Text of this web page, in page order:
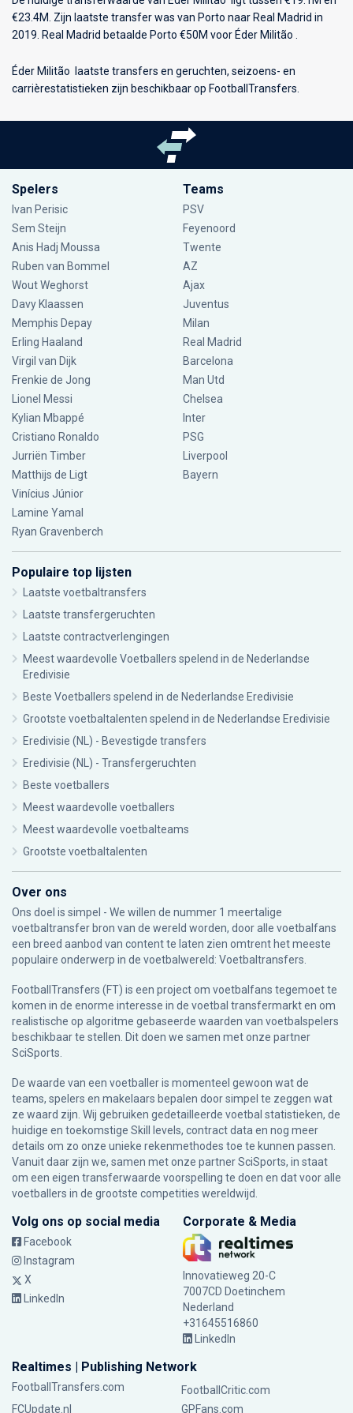
€23.4M. Zijn laatste transfer was van Porto naar Real Madrid in
2019. Real Madrid betaalde Porto €50M voor Éder Militão .
Éder Militão laatste transfers en geruchten, seizoens- en
carrièrestatistieken zijn beschikbaar op FootballTransfers.
Spelers
Ivan Perisic
Sem Steijn
Anis Hadj Moussa
Ruben van Bommel
Wout Weghorst
Davy Klaassen
Memphis Depay
Erling Haaland
Virgil van Dijk
Frenkie de Jong
Lionel Messi
Kylian Mbappé
Cristiano Ronaldo
Jurriën Timber
Matthijs de Ligt
Vinícius Júnior
Lamine Yamal
Ryan Gravenberch
Teams
PSV
Feyenoord
Twente
AZ
Ajax
Juventus
Milan
Real Madrid
Barcelona
Man Utd
Chelsea
Inter
PSG
Liverpool
Bayern
Populaire top lijsten
Laatste voetbaltransfers
Laatste transfergeruchten
Laatste contractverlengingen
Meest waardevolle Voetballers spelend in de Nederlandse
Eredivisie
Beste Voetballers spelend in de Nederlandse Eredivisie
Grootste voetbaltalenten spelend in de Nederlandse Eredivisie
Eredivisie (NL) - Bevestigde transfers
Eredivisie (NL) - Transfergeruchten
Beste voetballers
Meest waardevolle voetballers
Meest waardevolle voetbalteams
Grootste voetbaltalenten
Over ons
Ons doel is simpel - We willen de nummer 1 meertalige
voetbaltransfer bron van de wereld worden, door alle voetbalfans
een breed aanbod van content te laten zien omtrent het meeste
populaire onderwerp in de voetbalwereld: Voetbaltransfers.
FootballTransfers (FT) is een project om voetbalfans tegemoet te
komen in de enorme interesse in de voetbal transfermarkt en om
realistische op algoritme gebaseerde waarden van voetbalspelers
beschikbaar te stellen. Dit doen we samen met onze partner
SciSports
De waarde van een voetballer is momenteel gewoon wat de
teams, spelers en makelaars bepalen door simpel te zeggen wat
ze waard zijn. Wij gebruiken gedetailleerde voetbal statistieken, de
huidige en toekomstige Skill levels, contract data en nog meer
details om zo onze unieke rekenmethodes toe te kunnen passen.
Vanuit daar zijn we, samen met onze partner SciSports, in staat
om een eigen transferwaarde voorspelling te doen en dat voor alle
voetballers in de grootste competities wereldwijd.
Volg ons op social media
Facebook
Instagram
X
LinkedIn
Corporate & Media
Innovatieweg 20-C
7007CD Doetinchem
Nederland
+31645516860
LinkedIn
Realtimes | Publishing Network
FootballTransfers.com
FootballCritic.com
FCUpdate.nl
GPFans.com